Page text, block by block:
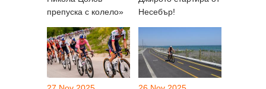
препуска с колело»
Несебър!